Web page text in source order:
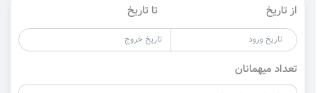
از تاریخ تا تاریخ
تعداد میهمانان